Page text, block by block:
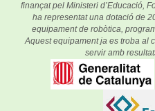
finançat pel Ministeri d’Educació,
ha representat una dotació de
equipament de robòtica,
Aquest equipament ja es troba al
servir amb